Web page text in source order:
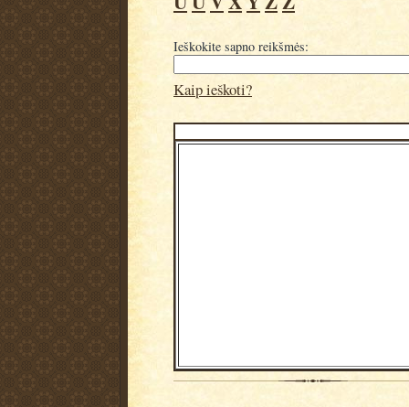
Ieškokite sapno reikšmės:
Kaip ieškoti?